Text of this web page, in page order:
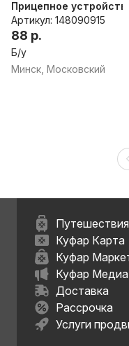
Прицепное
Артикул: 148090915
88 р.
Б/у
Минск, Московский
Путешествия
Куфар Карта
Куфар
Куфар Медиа
Доставка
Рассрочка
Услуги